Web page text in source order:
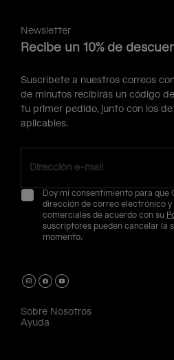
Newsletter
Recibe un 10% de
Suscríbete a nuestros correos
de minutos recibirás un código
tu primer pedido, junto con los
aplicables.
Doy mi consentimiento para que
dirección de correo electrónico y
comerciales de acuerdo con su
suscriptores pueden cancelar la
momento.
Sobre Nosotros
Ayuda